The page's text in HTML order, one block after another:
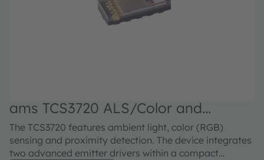
ams TCS3720 ALS/Color and
Proximity Sensor
The TCS3720 features ambient light, color (RGB)
sensing and proximity detection. The device integrates
two advanced emitter drivers within a compact